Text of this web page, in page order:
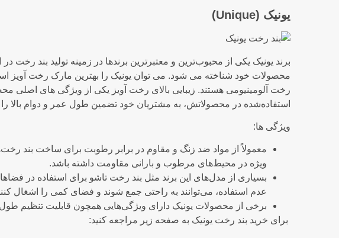
یونیک (Unique)
برند یونیک یکی از محبوب‌ترین و معتبرترین برندها در زمینه تولید بند
محصولات خود شناخته می‌ شود. می توان یونیک را بهترین مارک رخت آویز
رخت آلومینیومی هستند. زیبایی بالای رخت آویز یکی از ویژگی های اصلی
استفاده‌شده در محصولاتش، به مشتریان خود تضمین طول عمر و دوام بالا را
ویژگی ها:
معمولاً از مواد ضد زنگ و مقاوم در برابر رطوبت برای ساخت بند
ویژه در محیط‌های مرطوب و بارانی مقاومت داشته باشد.
بسیاری از مدل‌های این برند مثل بند رخت تاشو برای استفاده در
عدم استفاده، می‌توانند به راحتی جمع شوند و فضای کمی را اشغال
برخی از محصولات یونیک دارای ویژگی‌هایی همچون قابلیت تنظیم
برای خرید بند رخت یونیک به صفحه زیر مراجعه کنید: